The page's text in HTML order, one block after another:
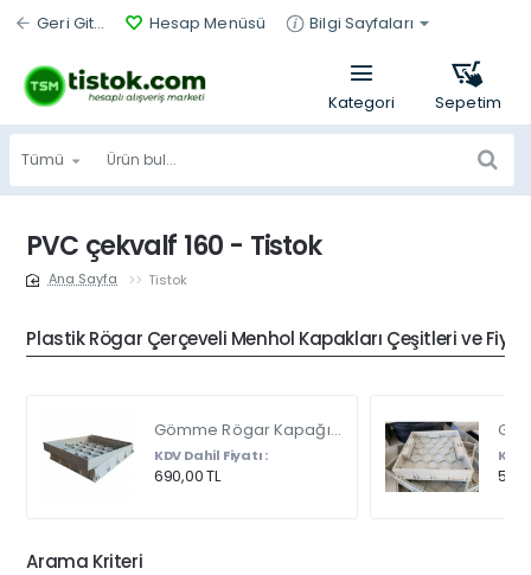
Geri Git... Hesap Menüsü Bilgi Sayfaları
Tümü
Ürün
bul...
PVC çekvalf 160 - Tistok
Tistok
Plastik Rögar Çerçeveli Menhol Kapakları Çeşitleri ve
Gömme Rögar Kapağı - Seramik - Fayans Ve Mermer Zeminlerde - Gizli Çerçeve Kapak Çift Kulplu 45 X 45
KDV Dahil Fiyatı :
690,00 TL
KDV
Arama Kriteri